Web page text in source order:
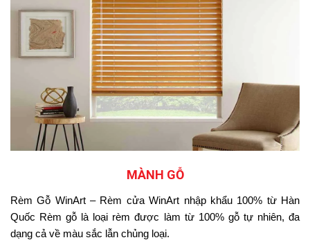
MÀNH GỖ
Rèm Gỗ WinArt – Rèm cửa WinArt nhập khẩu 100% từ Hàn
Quốc Rèm gỗ là loại rèm được làm từ 100% gỗ tự nhiên, đa
dạng cả về màu sắc lẫn chủng loại.